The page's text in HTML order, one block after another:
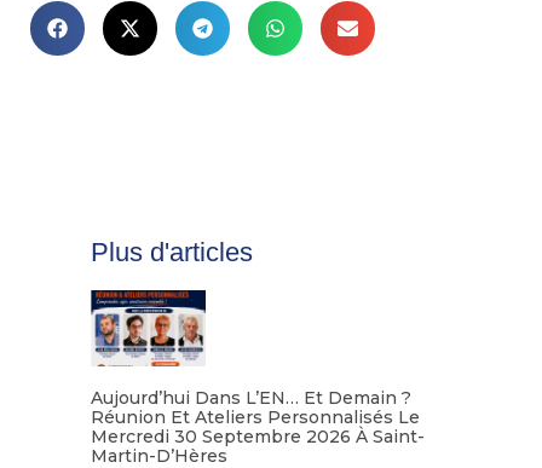
Plus d'articles
Aujourd’hui Dans L’EN… Et Demain ?
Réunion Et Ateliers Personnalisés Le
Mercredi 30 Septembre 2026 À Saint-
Martin-D’Hères